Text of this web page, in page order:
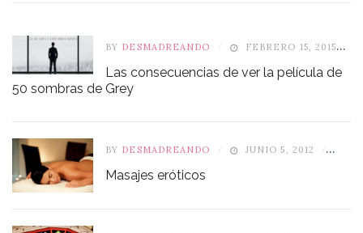
BY DESMADREANDO FEBRERO 15, 2015
Las consecuencias de ver la película de
50 sombras de Grey
BY DESMADREANDO JUNIO 5, 2012
Masajes eróticos